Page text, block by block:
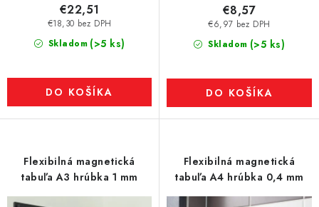
Skladom (>5 ks)
€18,30 bez DPH
€22,51
DO KOŠÍKA
Skladom (>5 ks)
€6,97 bez DPH
€8,57
DO KOŠÍKA
Flexibilná magnetická
tabuľa A3 hrúbka 1 mm
Flexibilná magnetická
tabuľa A4 hrúbka 0,4 mm